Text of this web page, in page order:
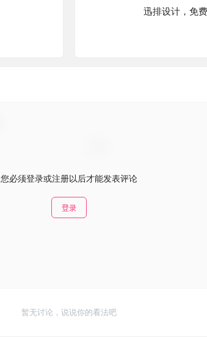
迅排设计，免
您必须登录或注册以后才能发表评论
登录
暂无讨论，说说你的看法吧